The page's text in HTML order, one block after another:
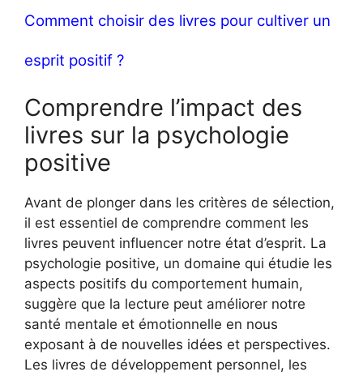
Comment choisir des livres pour cultiver un
esprit positif ?
Comprendre l’impact des
livres sur la psychologie
positive
Avant de plonger dans les critères de sélection,
il est essentiel de comprendre comment les
livres peuvent influencer notre état d’esprit. La
psychologie positive, un domaine qui étudie les
aspects positifs du comportement humain,
suggère que la lecture peut améliorer notre
santé mentale et émotionnelle en nous
exposant à de nouvelles idées et perspectives.
Les livres de développement personnel, les